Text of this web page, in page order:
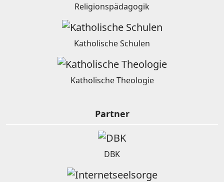
Religionspädagogik
Katholische Schulen
Katholische Theologie
Partner
DBK